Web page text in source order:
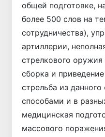
общей подготовке,
более 500 слов на
сотрудничества),
артиллерии,
стрелкового
сборка и
стрельба из
способами и в
медицинская
массового